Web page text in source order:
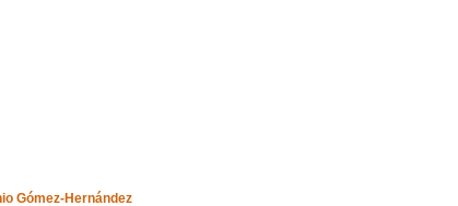
Gómez-Hernández